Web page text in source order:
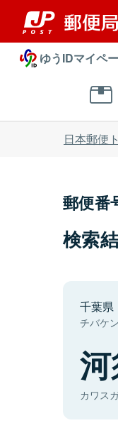
ゆうIDマイペ
日本郵便
郵便番
検索
千葉県
チバケン
カワス